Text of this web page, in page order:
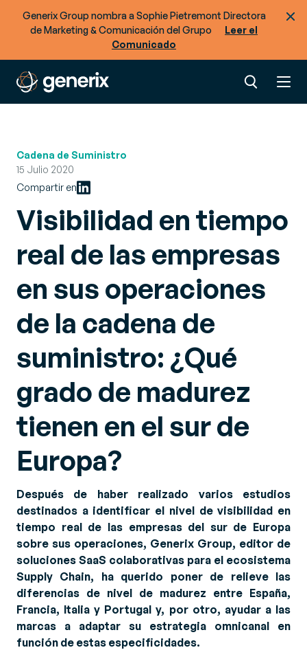
Generix Group nombra a Sophie Pietremont Directora
de Marketing & Comunicación del Grupo
Leer el
Comunicado
Cadena de Suministro
15 Julio 2020
Compartir en
Visibilidad en tiempo
real de las empresas
en sus operaciones
de la cadena de
suministro: ¿Qué
grado de madurez
tienen en el sur de
Europa?
Después de haber realizado varios estudios
destinados a identificar el nivel de visibilidad en
tiempo real de las empresas del sur de Europa
sobre sus operaciones, Generix Group, editor de
soluciones SaaS colaborativas para el ecosistema
Supply Chain, ha querido poner de relieve las
diferencias de nivel de madurez entre España,
Francia, Italia y Portugal y, por otro, ayudar a las
marcas a adaptar su estrategia omnicanal en
función de estas especificidades.